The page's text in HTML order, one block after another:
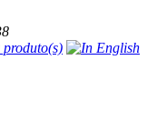
produto(s)